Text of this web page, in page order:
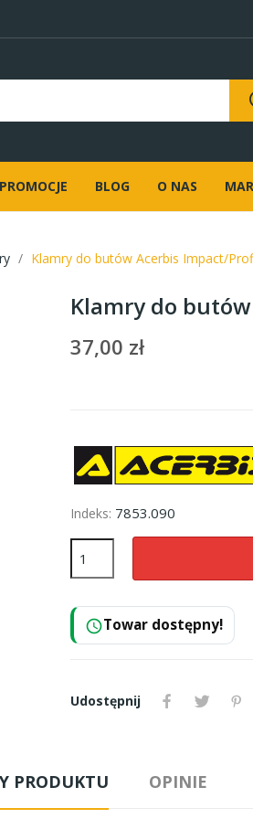
PROMOCJE BLOG O NAS
Klamry do butów Acerbis Impact/
Klamry do
37,00 zł
Indeks: 7853.090
scheduleTowar dostępny!
Udostępnij
PRODUKTU OPINIE